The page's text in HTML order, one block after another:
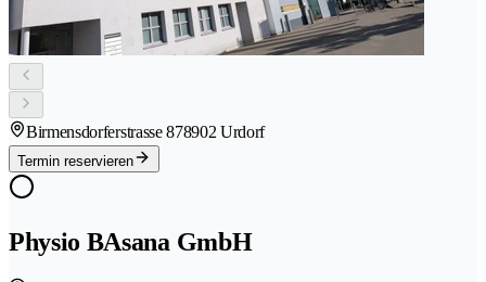
Birmensdorferstrasse 878902 Urdorf
Termin reservieren
Physio BAsana GmbH